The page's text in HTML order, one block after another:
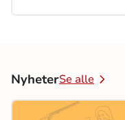
NyheterSe alle